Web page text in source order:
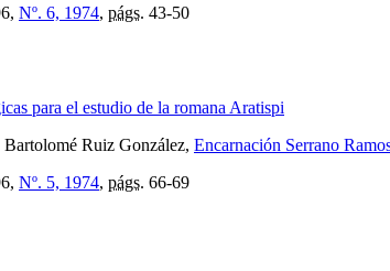
Nº. 6, 1974, págs. 43-50
para el estudio de la romana Aratispi
Bartolomé Ruiz González, Encarnación Serrano
Nº. 5, 1974, págs. 66-69